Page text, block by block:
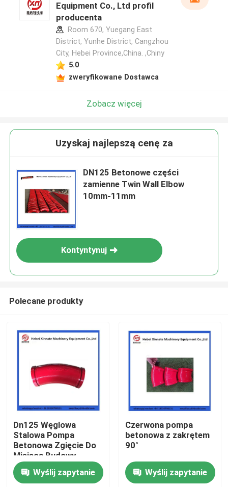
Dom
Produkty
Filmy
Equipment Co., Ltd profil
producenta
Room 670, Yuegang East
District, Yunhe District, Cangzhou
City, Hebei Province,China. ,Chiny
5.0
zweryfikowane Dostawca
Zobacz więcej
Uzyskaj najlepszą cenę za
DN125 Betonowe części
zamienne Twin Wall Elbow
10mm-11mm
Kontyntynuj
Polecane produkty
Dn125 Węglowa
Stalowa Pompa
Betonowa Zgięcie Do
Miejsca Budowy
Wyślij zapytanie
Czerwona pompa
betonowa z zakrętem
90°
Wyślij zapytanie